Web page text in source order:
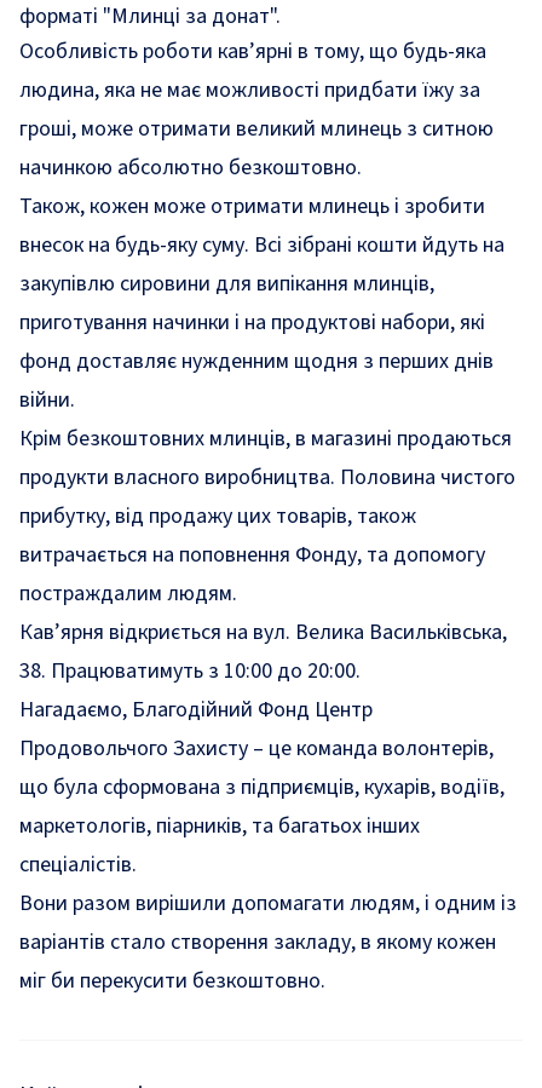
форматі "Млинці за донат".
Особливість роботи кав’ярні в тому, що будь-яка
людина, яка не має можливості придбати їжу за
гроші, може отримати великий млинець з ситною
начинкою абсолютно безкоштовно.
Також, кожен може отримати млинець і зробити
внесок на будь-яку суму. Всі зібрані кошти йдуть на
закупівлю сировини для випікання млинців,
приготування начинки і на продуктові набори, які
фонд доставляє нужденним щодня з перших днів
війни.
Крім безкоштовних млинців, в магазині продаються
продукти власного виробництва. Половина чистого
прибутку, від продажу цих товарів, також
витрачається на поповнення Фонду, та допомогу
постраждалим людям.
Кав’ярня відкриється на вул. Велика Васильківська,
38. Працюватимуть з 10:00 до 20:00.
Нагадаємо, Благодійний Фонд Центр
Продовольчого Захисту – це команда волонтерів,
що була сформована з підприємців, кухарів, водіїв,
маркетологів, піарників, та багатьох інших
спеціалістів.
Вони разом вирішили допомагати людям, і одним із
варіантів стало створення закладу, в якому кожен
міг би перекусити безкоштовно.